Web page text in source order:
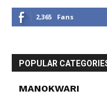
2,365 Fans
POPULAR
MANOKWARI